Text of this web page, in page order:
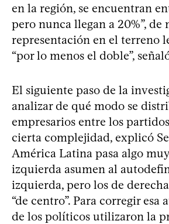
en la región, se encuentran
pero nunca llegan a 20%”, de
representación en el terreno
“por lo menos el doble”,
El siguiente paso de la
analizar de qué modo se
empresarios entre los
cierta complejidad, explicó
América Latina pasa algo
izquierda asumen al
izquierda, pero los de
“de centro”. Para corregir esa
de los políticos utilizaron la